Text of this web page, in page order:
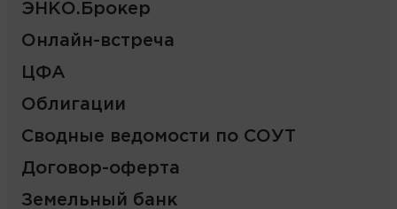
ЭНКО.Брокер
Онлайн-встреча
ЦФА
Облигации
Сводные ведомости по СОУТ
Договор-оферта
Земельный банк